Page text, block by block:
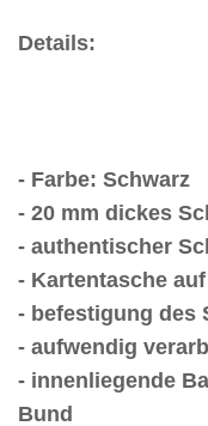
Details:
- Farbe: Schwarz
- 20 mm dickes
- authentischer
- Kartentasche
- befestigung des
- aufwendig
- innenliegende
Bund